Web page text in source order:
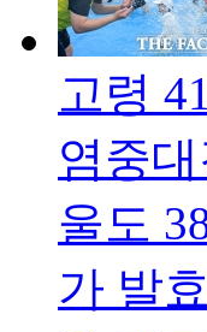
고령
염중
울도
가 발